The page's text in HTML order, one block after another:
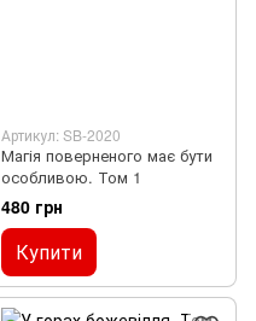
Артикул: SB-2020
Магія поверненого має бути
особливою. Том 1
480 грн
Купити